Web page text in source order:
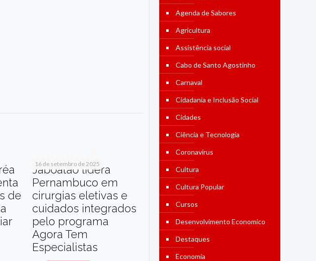
de
16 de setembro de 2025
Jaboatão lidera
Pernambuco em
cirurgias eletivas e
cuidados integrados
pelo programa
Agora Tem
Especialistas
Agenda de Sabores
Agricultura
Assistência social
Cabo de Santo Agostinho
Carnaval
Cidadania e Inclusão Social
Cidades
Ciência e Tecnologia
Coronavírus
Cultura
Cultura Popular
Cursos
Desenvolvimento Economico
Destaques
Economia